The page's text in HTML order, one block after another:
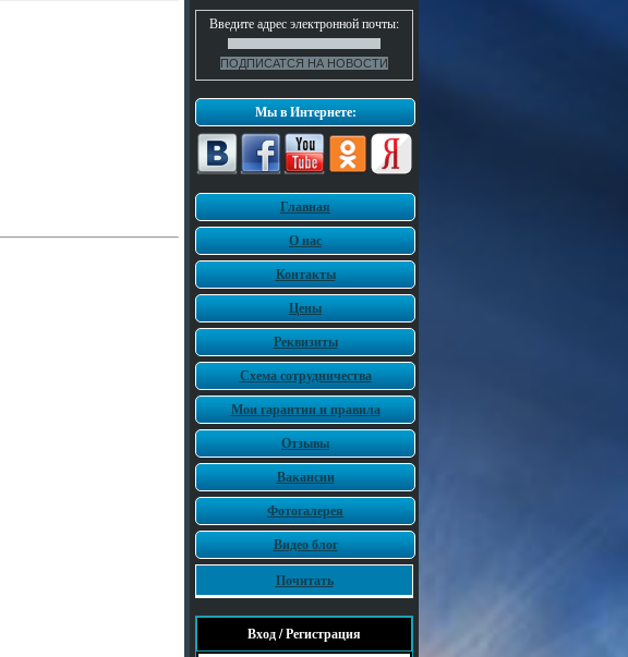
Введите адрес электронной почты:
Мы в Интернете:
Главная
О нас
Контакты
Цены
Реквизиты
Схема сотрудничества
Мои гарантии и правила
Отзывы
Вакансии
Фотогалерея
Видео блог
Почитать
Вход / Регистрация